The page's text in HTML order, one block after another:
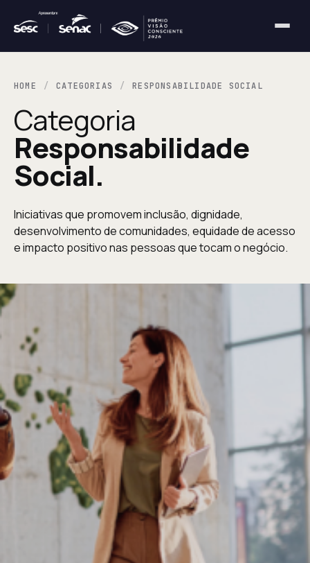
HOME CATEGORIAS RESPONSABILIDADE SOCIAL
Categoria
Responsabilidade
Social.
Iniciativas que promovem inclusão, dignidade,
desenvolvimento de comunidades, equidade de acesso
e impacto positivo nas pessoas que tocam o negócio.